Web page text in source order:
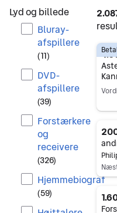
Lyd og billede
Bluray-
afspillere
(11)
DVD-
afspillere
(39)
Forstærkere
og
receivere
(326)
Hjemmebiograf
(59)
/
Gå
Gå